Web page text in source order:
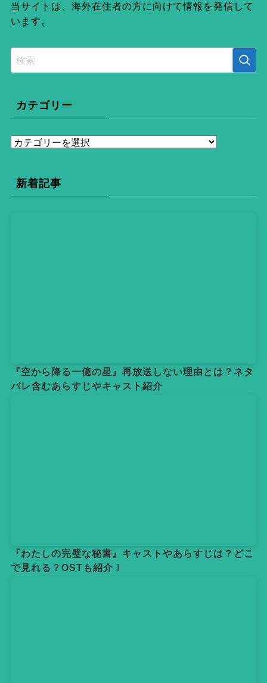
当サイトは、海外在住者の方に向けて情報を発信して
います。
カテゴリー
カ
リ新着記事
『空から降る一億の星』再放送しない理由とは？ネタ
バレ含むあらすじやキャスト紹介
『わたしの完璧な秘書』キャストやあらすじは？どこ
で見れる？OSTも紹介！